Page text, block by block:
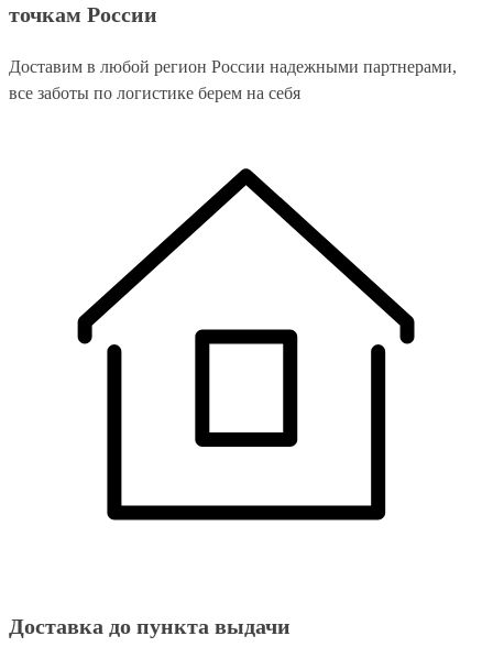
точкам России
Доставим в любой регион России надежными партнерами,
все заботы по логистике берем на себя
Доставка до пункта выдачи